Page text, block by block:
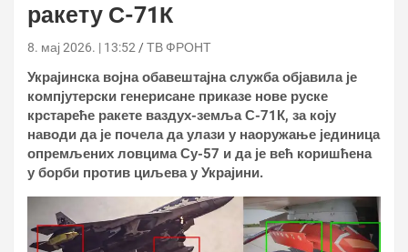
ракету С-71К
8. мај 2026. | 13:52 ТВ ФРОНТ
Украјинска војна обавештајна служба објавила је
компјутерски генерисане приказе нове руске
крстареће ракете ваздух-земља С-71К, за коју
наводи да је почела да улази у наоружање јединица
опремљених ловцима Су-57 и да је већ коришћена
у борби против циљева у Украјини.